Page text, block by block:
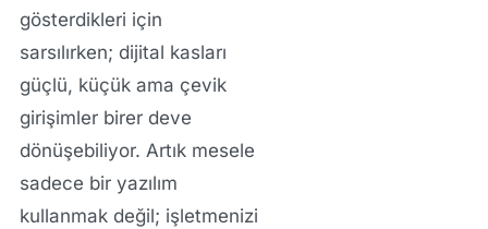
gösterdikleri için
sarsılırken; dijital kasları
güçlü, küçük ama çevik
girişimler birer deve
dönüşebiliyor. Artık mesele
sadece bir yazılım
kullanmak değil; işletmenizi